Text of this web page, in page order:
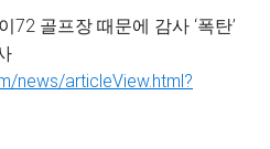
72 골프장 때문에 감사 ‘폭탄’
news/articleView.html?